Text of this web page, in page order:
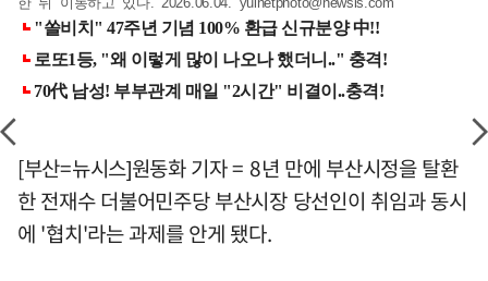
[부산=뉴시스]원동화 기자 = 8년 만에 부산시정을 탈환
한 전재수 더불어민주당 부산시장 당선인이 취임과 동시
에 '협치'라는 과제를 안게 됐다.